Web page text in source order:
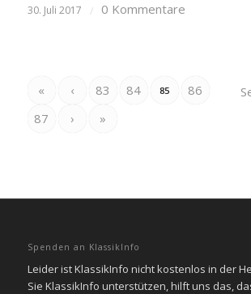
30. Juli 2017 / 0 Kommentare
« ‹ 83 84 85
86
87
› »
Spenden an KlassikInfo
Leider ist KlassikInfo nicht kostenlos in der
Sie KlassikInfo unterstützen, hilft uns das,